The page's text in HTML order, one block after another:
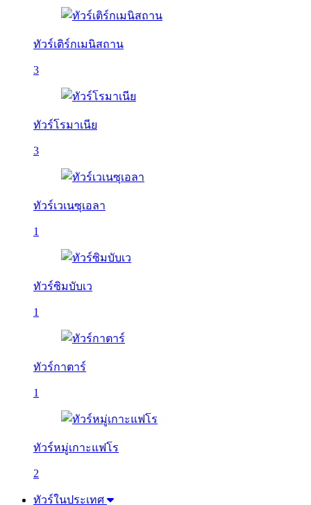
ทัวร์เติร์กเมนิสถาน
3
ทัวร์โรมาเนีย
3
ทัวร์เวเนซุเอลา
1
ทัวร์ซิมบับเว
1
ทัวร์กาตาร์
1
ทัวร์หมู่เกาะแฟโร
2
ทัวร์ในประเทศ